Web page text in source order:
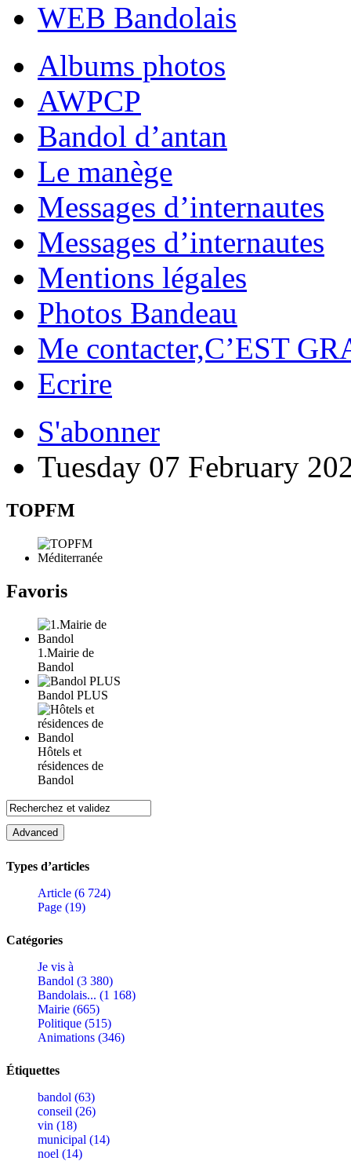
WEB Bandolais
Albums photos
AWPCP
Bandol d’antan
Le manège
Messages d’internautes
Messages d’internautes
Mentions légales
Photos Bandeau
Me contacter,C’EST
Ecrire
S'abonner
Tuesday 07 February
TOPFM
Favoris
1.Mairie de
Bandol
Bandol PLUS
Hôtels et
résidences de
Bandol
Types d’articles
Article (6 724)
Page (19)
Catégories
Je vis à
Bandol (3 380)
Bandolais... (1 168)
Mairie (665)
Politique (515)
Animations (346)
Étiquettes
bandol (63)
conseil (26)
vin (18)
municipal (14)
noel (14)